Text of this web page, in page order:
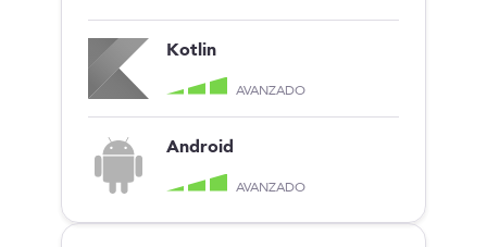
Kotlin
AVANZADO
Android
AVANZADO